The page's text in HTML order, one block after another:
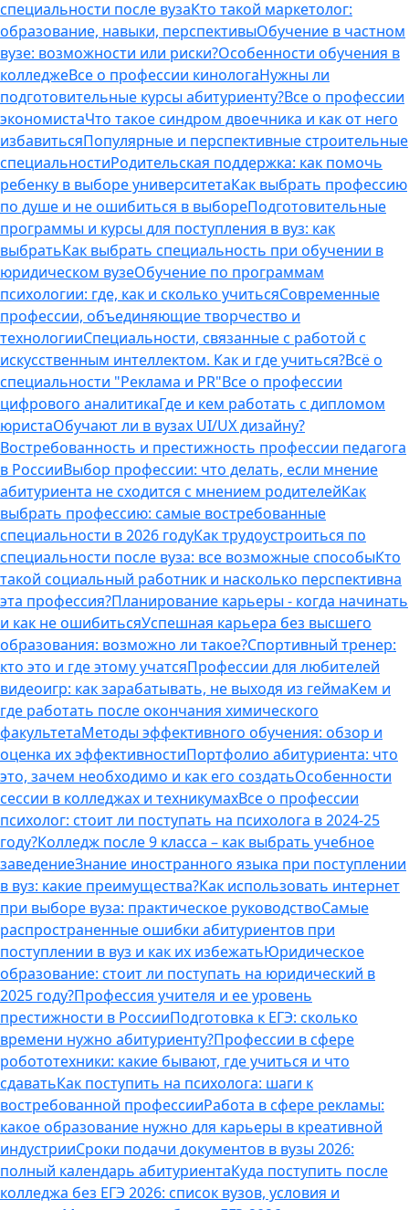
специальности после вузаКто такой маркетолог:
образование, навыки, перспективыОбучение в частном
вузе: возможности или риски?Особенности обучения в
колледжеВсе о профессии кинологаНужны ли
подготовительные курсы абитуриенту?Все о профессии
экономистаЧто такое синдром двоечника и как от него
избавитьсяПопулярные и перспективные строительные
специальностиРодительская поддержка: как помочь
ребенку в выборе университетаКак выбрать профессию
по душе и не ошибиться в выбореПодготовительные
программы и курсы для поступления в вуз: как
выбратьКак выбрать специальность при обучении в
юридическом вузеОбучение по программам
психологии: где, как и сколько учитьсяСовременные
профессии, объединяющие творчество и
технологииСпециальности, связанные с работой с
искусственным интеллектом. Как и где учиться?Всё о
специальности "Реклама и PR"Все о профессии
цифрового аналитикаГде и кем работать с дипломом
юристаОбучают ли в вузах UI/UX дизайну?
Востребованность и престижность профессии педагога
в РоссииВыбор профессии: что делать, если мнение
абитуриента не сходится с мнением родителейКак
выбрать профессию: самые востребованные
специальности в 2026 годуКак трудоустроиться по
специальности после вуза: все возможные способыКто
такой социальный работник и насколько перспективна
эта профессия?Планирование карьеры - когда начинать
и как не ошибитьсяУспешная карьера без высшего
образования: возможно ли такое?Спортивный тренер:
кто это и где этому учатсяПрофессии для любителей
видеоигр: как зарабатывать, не выходя из геймаКем и
где работать после окончания химического
факультетаМетоды эффективного обучения: обзор и
оценка их эффективностиПортфолио абитуриента: что
это, зачем необходимо и как его создатьОсобенности
сессии в колледжах и техникумахВсе о профессии
психолог: стоит ли поступать на психолога в 2024-25
году?Колледж после 9 класса – как выбрать учебное
заведениеЗнание иностранного языка при поступлении
в вуз: какие преимущества?Как использовать интернет
при выборе вуза: практическое руководствоСамые
распространенные ошибки абитуриентов при
поступлении в вуз и как их избежатьЮридическое
образование: стоит ли поступать на юридический в
2025 году?Профессия учителя и ее уровень
престижности в РоссииПодготовка к ЕГЭ: сколько
времени нужно абитуриенту?Профессии в сфере
робототехники: какие бывают, где учиться и что
сдаватьКак поступить на психолога: шаги к
востребованной профессииРабота в сфере рекламы:
какое образование нужно для карьеры в креативной
индустрииСроки подачи документов в вузы 2026:
полный календарь абитуриентаКуда поступить после
колледжа без ЕГЭ 2026: список вузов, условия и